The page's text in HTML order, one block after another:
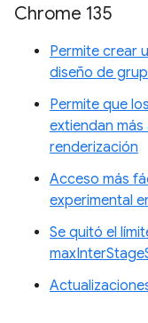
Chrome 135
Permite crear
diseño de
Permite que
extiendan
renderización
Acceso más
experimental
Se quitó el